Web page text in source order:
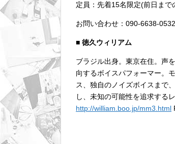
定員：先着15名限定(前日まで
お問い合わせ：090-6638-
■ 徳久ウィリアム
ブラジル出身。東京在住。声
向するボイスパフォーマー。
ス、独自のノイズボイスまで
し、未知の可能性を追求する
http://william.boo.jp/mm3.html